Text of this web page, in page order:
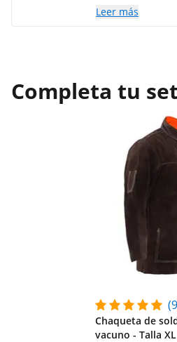
Leer más
Completa tu set
Chaqueta de
vacuno - Talla XL